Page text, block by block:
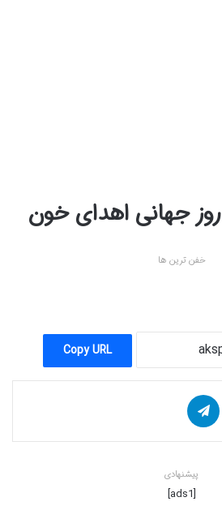
روز جهانی اهدای خون
خفن ترین ها
Copy URL
واتس آپ
پیشنهادی
[ads1]